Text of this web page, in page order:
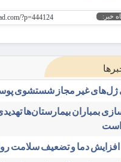
خبر: ?p=444124
ژل‌های غیر مجاز شستشوی
بمباران بیمارستان‌ها
است
افزایش دما و تضعیف سلامت